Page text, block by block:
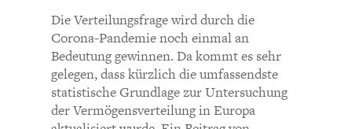
FEATURES
THEMEN
NEWSLETTER
Unser kostenloser Newsletter informiert Sie über unsere
neuesten Beiträge.
Die Verteilungsfrage wird durch die
Corona-Pandemie noch einmal an
Bedeutung gewinnen. Da kommt es sehr
gelegen, dass kürzlich die umfassendste
statistische Grundlage zur Untersuchung
der Vermögensverteilung in Europa
KOMMENTIEREN (VIA EMAIL)
Richtlinien